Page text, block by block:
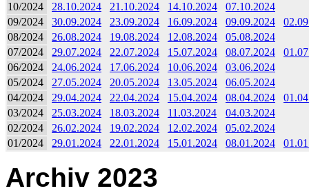
10/2024
28.10.2024 21.10.2024 14.10.2024
07.10.2024
09/2024
30.09.2024 23.09.2024 16.09.2024 09.09.2024
08/2024
26.08.2024 19.08.2024 12.08.2024
05.08.2024
07/2024
29.07.2024 22.07.2024 15.07.2024 08.07.2024
06/2024
24.06.2024 17.06.2024 10.06.2024
03.06.2024
05/2024
27.05.2024 20.05.2024 13.05.2024
06.05.2024
04/2024
29.04.2024 22.04.2024 15.04.2024 08.04.2024
03/2024
25.03.2024 18.03.2024 11.03.2024
04.03.2024
02/2024
26.02.2024 19.02.2024 12.02.2024
05.02.2024
01/2024
29.01.2024 22.01.2024 15.01.2024 08.01.2024
Archiv 2023